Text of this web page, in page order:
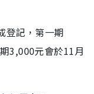
登記，第一期
3,000元會於11月